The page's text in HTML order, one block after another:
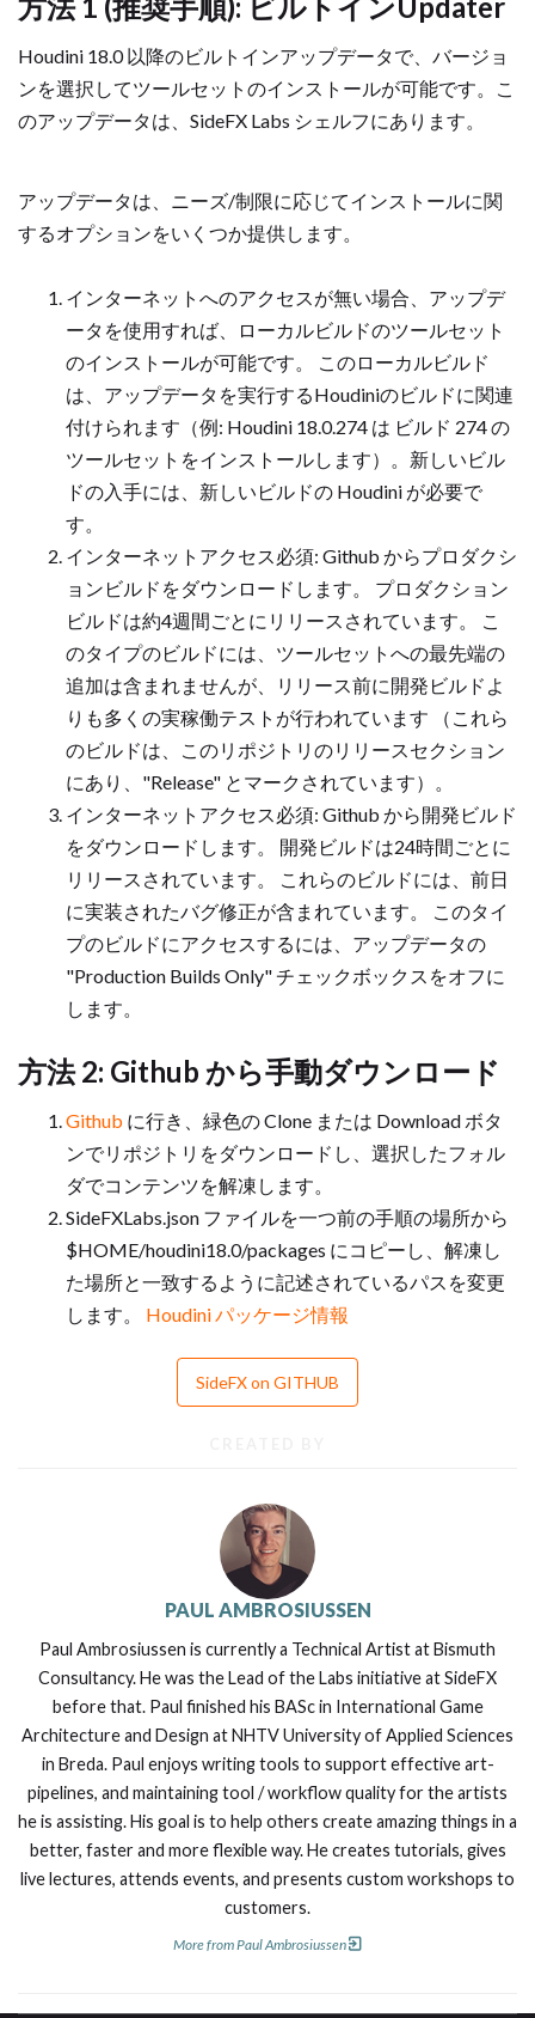
Houdini 18.0 以降のビルトインアップデータで、バージョ
ンを選択してツールセットのインストールが可能です。こ
のアップデータは、SideFX Labs シェルフにあります。
アップデータは、ニーズ/制限に応じてインストールに関
するオプションをいくつか提供します。
インターネットへのアクセスが無い場合、アップデ
ータを使用すれば、ローカルビルドのツールセット
のインストールが可能です。 このローカルビルド
は、アップデータを実行するHoudiniのビルドに関連
付けられます（例: Houdini 18.0.274 は ビルド 274 の
ツールセットをインストールします）。新しいビル
ドの入手には、新しいビルドの Houdini が必要で
す。
インターネットアクセス必須: Github からプロダクシ
ョンビルドをダウンロードします。 プロダクション
ビルドは約4週間ごとにリリースされています。 こ
のタイプのビルドには、ツールセットへの最先端の
追加は含まれませんが、リリース前に開発ビルドよ
りも多くの実稼働テストが行われています （これら
のビルドは、このリポジトリのリリースセクション
にあり、"Release" とマークされています）。
インターネットアクセス必須: Github から開発ビルド
をダウンロードします。 開発ビルドは24時間ごとに
リリースされています。 これらのビルドには、前日
に実装されたバグ修正が含まれています。 このタイ
プのビルドにアクセスするには、アップデータの
"Production Builds Only" チェックボックスをオフに
します。
方法 2: Github から手動ダウンロード
Github に行き、緑色の Clone または Download ボタ
ンでリポジトリをダウンロードし、選択したフォル
ダでコンテンツを解凍します。
SideFXLabs.json ファイルを一つ前の手順の場所から
$HOME/houdini18.0/packages にコピーし、解凍し
た場所と一致するように記述されているパスを変更
します。 Houdini パッケージ情報
SideFX on GITHUB
PAUL AMBROSIUSSEN
Paul Ambrosiussen is currently a Technical Artist at Bismuth
Consultancy. He was the Lead of the Labs initiative at SideFX
before that. Paul finished his BASc in International Game
Architecture and Design at NHTV University of Applied Sciences
in Breda. Paul enjoys writing tools to support effective art-
pipelines, and maintaining tool / workflow quality for the artists
he is assisting. His goal is to help others create amazing things in a
better, faster and more flexible way. He creates tutorials, gives
live lectures, attends events, and presents custom workshops to
customers.
More from Paul Ambrosiussen